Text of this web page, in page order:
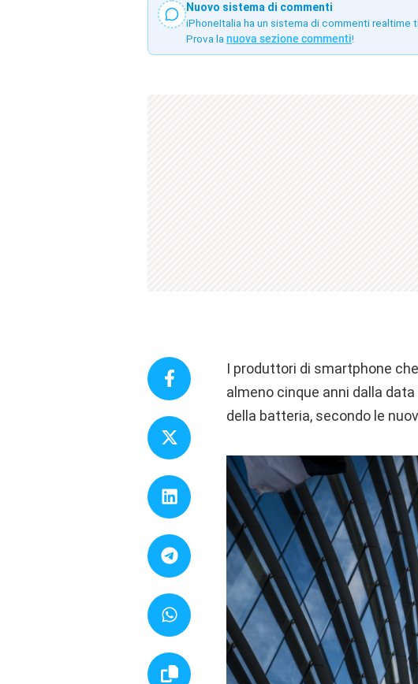
Nuovo sistema di commenti
iPhoneItalia ha un sistema di commenti
Prova la nuova sezione commenti!
I produttori di smartphone
almeno cinque anni dalla
della batteria, secondo le